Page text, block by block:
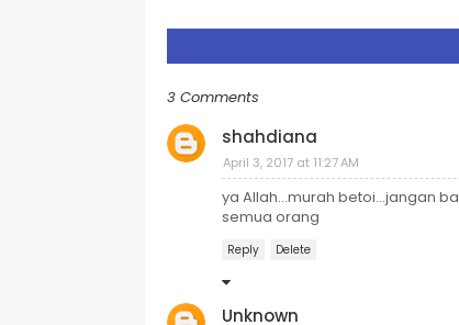
3 Comments
shahdiana
April 3, 2017 at 11:27 AM
ya Allah...murah betoi...jangan
semua orang
Reply Delete
Unknown